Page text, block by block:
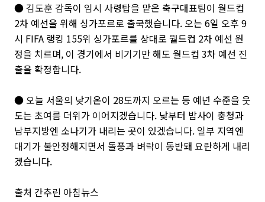
● 김도훈 감독이 임시 사령탑을 맡은 축구대표팀이 월드컵
2차 예선을 위해 싱가포르로 출국했습니다. 오는 6일 오후 9
시 FIFA 랭킹 155위 싱가포르를 상대로 월드컵 2차 예선 원
정을 치르며, 이 경기에서 비기기만 해도 월드컵 3차 예선 진
출을 확정합니다.
● 오늘 서울의 낮기온이 28도까지 오르는 등 예년 수준을 웃
도는 초여름 더위가 이어지겠습니다. 낮부터 밤사이 충청과
남부지방엔 소나기가 내리는 곳이 있겠습니다. 일부 지역엔
대기가 불안정해지면서 돌풍과 벼락이 동반돼 요란하게 내리
겠습니다.
출처 간추린 아침뉴스